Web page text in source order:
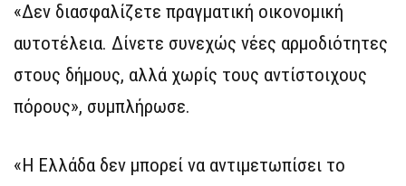
«Δεν διασφαλίζετε πραγματική οικονομική
αυτοτέλεια. Δίνετε συνεχώς νέες αρμοδιότητες
στους δήμους, αλλά χωρίς τους αντίστοιχους
πόρους», συμπλήρωσε.
«Η Ελλάδα δεν μπορεί να αντιμετωπίσει το